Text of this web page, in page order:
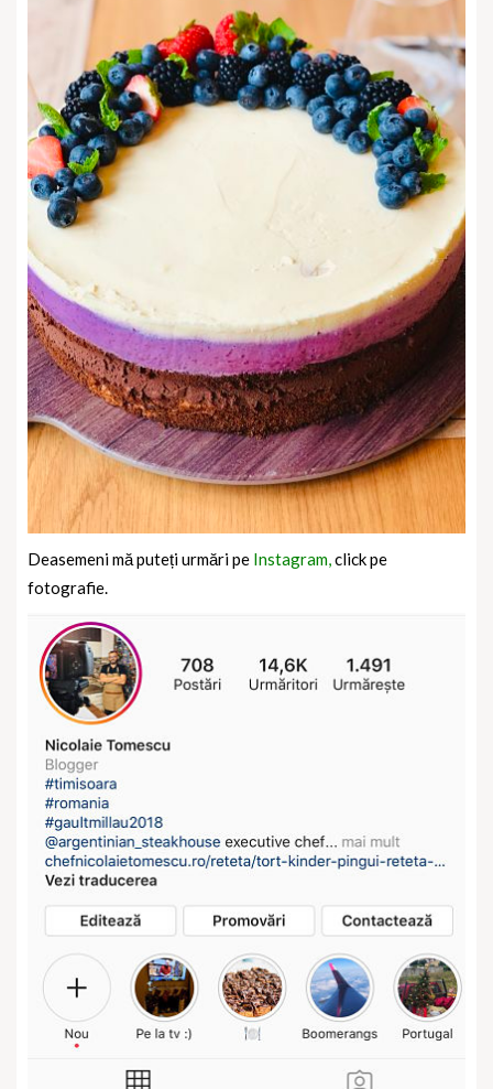
Deasemeni mă puteți urmări pe Instagram,click pe
fotografie.